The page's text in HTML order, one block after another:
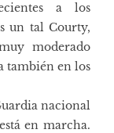
a los
un tal Courty,
moderado
también en los
nacional
en marcha.